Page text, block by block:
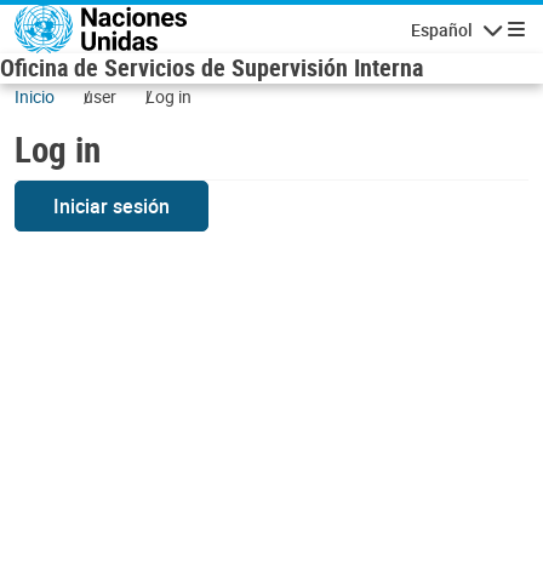
Skip to main content
Español
Oficina de Servicios de Supervisión Interna
Inicio user Log in
Log in
Iniciar sesión